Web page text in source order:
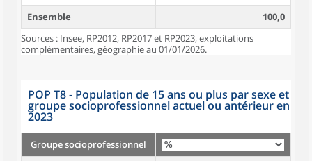
Ensemble
100,0
Sources : Insee, RP2012, RP2017 et RP2023, exploitations
complémentaires, géographie au 01/01/2026.
POP T8 - Population de 15 ans ou plus par sexe et
groupe socioprofessionnel actuel ou antérieur en
2023
Groupe socioprofessionnel